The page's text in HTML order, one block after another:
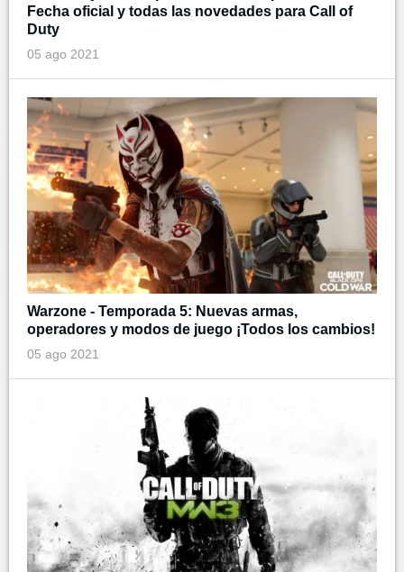
Fecha oficial y todas las novedades para Call of
Duty
05 ago 2021
Warzone - Temporada 5: Nuevas armas,
operadores y modos de juego ¡Todos los cambios!
05 ago 2021